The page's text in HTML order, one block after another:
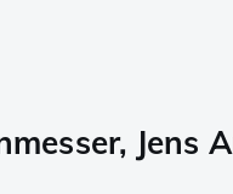
Jens